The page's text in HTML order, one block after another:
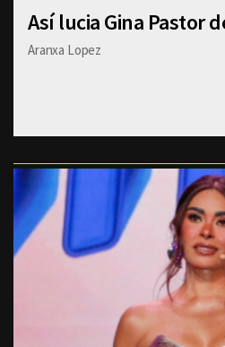
Así lucia Gina Pastor
Aranxa Lopez